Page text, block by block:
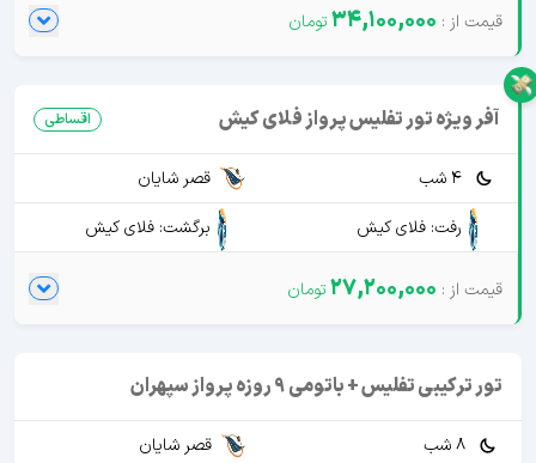
34,100,000
آفر ویژه تور تفلیس پرواز فلای کیش اقساطی
4 شب
قصر شایان
رفت: فلای کیش
برگشت: فلای کیش
27,200,000
تور ترکیبی تفلیس + باتومی 9 روزه پرواز سپهران
8 شب
قصر شایان